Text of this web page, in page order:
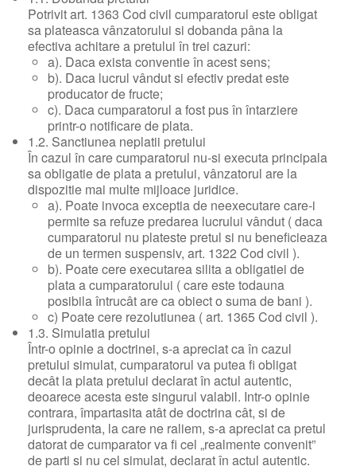
Potrivit art. 1363 Cod civil cumparatorul este obligat
sa plateasca vânzatorului si dobanda pâna la
efectiva achitare a pretului în trei cazuri:
a). Daca exista conventie în acest sens;
b). Daca lucrul vândut si efectiv predat este
producator de fructe;
c). Daca cumparatorul a fost pus în întarziere
printr-o notificare de plata.
1.2. Sanctiunea neplatii pretului
În cazul în care cumparatorul nu-si executa principala
sa obligatie de plata a pretului, vânzatorul are la
dispozitie mai multe mijloace juridice.
a). Poate invoca exceptia de neexecutare care-i
permite sa refuze predarea lucrului vândut ( daca
cumparatorul nu plateste pretul si nu beneficieaza
de un termen suspensiv, art. 1322 Cod civil ).
b). Poate cere executarea silita a obligatiei de
plata a cumparatorului ( care este todauna
posibila întrucât are ca obiect o suma de bani ).
c) Poate cere rezolutiunea ( art. 1365 Cod civil ).
1.3. Simulatia pretului
Într-o opinie a doctrinei, s-a apreciat ca în cazul
pretului simulat, cumparatorul va putea fi obligat
decât la plata pretului declarat în actul autentic,
deoarece acesta este singurul valabil. Intr-o opinie
contrara, împartasita atât de doctrina cât, si de
jurisprudenta, la care ne raliem, s-a apreciat ca pretul
datorat de cumparator va fi cel „realmente convenit”
de parti si nu cel simulat, declarat în actul autentic.